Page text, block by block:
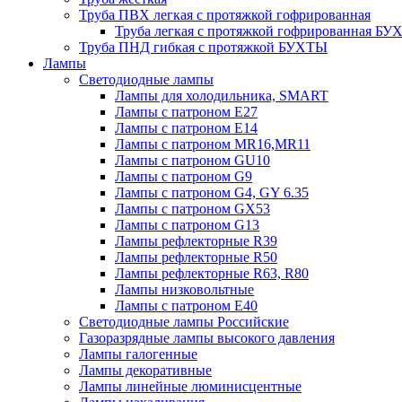
Труба ПВХ легкая с протяжкой гофрированная
Труба легкая с протяжкой гофрированная
Труба ПНД гибкая с протяжкой БУХТЫ
Лампы
Светодиодные лампы
Лампы для холодильника, SMART
Лампы с патроном E27
Лампы с патроном Е14
Лампы с патроном MR16,MR11
Лампы с патроном GU10
Лампы с патроном G9
Лампы с патроном G4, GY 6.35
Лампы с патроном GX53
Лампы с патроном G13
Лампы рефлекторные R39
Лампы рефлекторные R50
Лампы рефлекторные R63, R80
Лампы низковольтные
Лампы с патроном Е40
Светодиодные лампы Российские
Газоразрядные лампы высокого давления
Лампы галогенные
Лампы декоративные
Лампы линейные люминисцентные